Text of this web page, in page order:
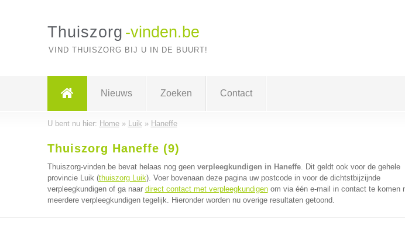
Thuiszorg -vinden.be
VIND THUISZORG BIJ U IN DE BUURT!
Nieuws Zoeken Contact
U bent nu hier: Home» Luik » Haneffe
Thuiszorg Haneffe (9)
Thuiszorg-vinden.be bevat helaas nog geen verpleegkundigen in Haneffe. Dit geldt ook voor de gehele
provincie Luik (thuiszorg Luik). Voer bovenaan deze pagina uw postcode in voor de dichtstbijzijnde
verpleegkundigen of ga naar direct contact met verpleegkundigenom via één e-mail in contact te komen
meerdere verpleegkundigen tegelijk. Hieronder worden nu overige resultaten getoond.